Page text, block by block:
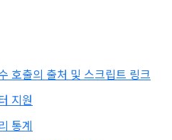
호출의 출처 및 스크립트 링크
지원
통계